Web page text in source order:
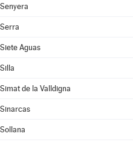
Senyera
Serra
Siete Aguas
Silla
Simat de la Valldigna
Sinarcas
Sollana